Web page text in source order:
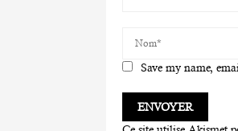
Save my name,